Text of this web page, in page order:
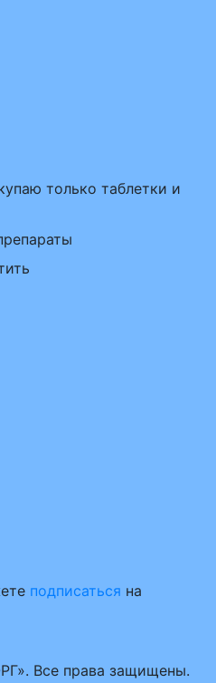
только таблетки и
подписаться на
Все права защищены.